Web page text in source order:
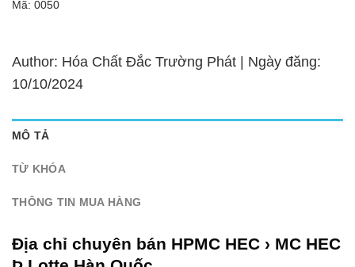
Mã: 0050
Author: Hóa Chất Đắc Trường Phát | Ngày đăng:
10/10/2024
MÔ TẢ
TỪ KHÓA
THÔNG TIN MUA HÀNG
Địa chỉ chuyên bán HPMC HEC › MC HEC